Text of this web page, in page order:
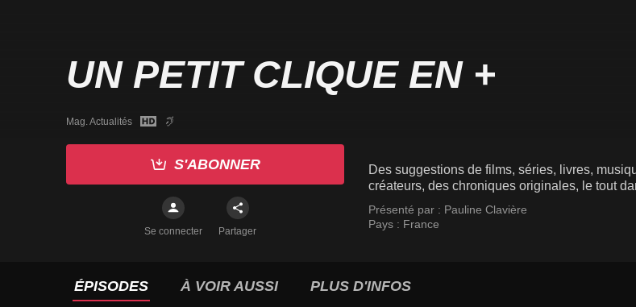
UN PETIT CLIQUE EN +
Mag. Actualités
S'ABONNER
Se connecter Partager
Des suggestions de films, séries, livres,
créateurs, des chroniques originales, le tout
Présenté par : Pauline Clavière
Pays : France
ÉPISODES À VOIR AUSSI PLUS D'INFOS